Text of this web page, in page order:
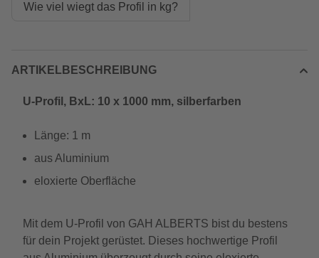
Wie viel wiegt das Profil in kg?
ARTIKELBESCHREIBUNG
U-Profil, BxL: 10 x 1000 mm, silberfarben
Länge: 1 m
aus Aluminium
eloxierte Oberfläche
Mit dem U-Profil von GAH ALBERTS bist du bestens
für dein Projekt gerüstet. Dieses hochwertige Profil